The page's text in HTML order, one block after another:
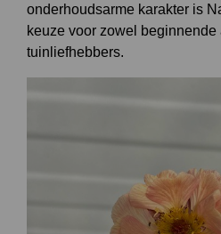
onderhoudsarme karakter is
keuze voor zowel beginnende
tuinliefhebbers.